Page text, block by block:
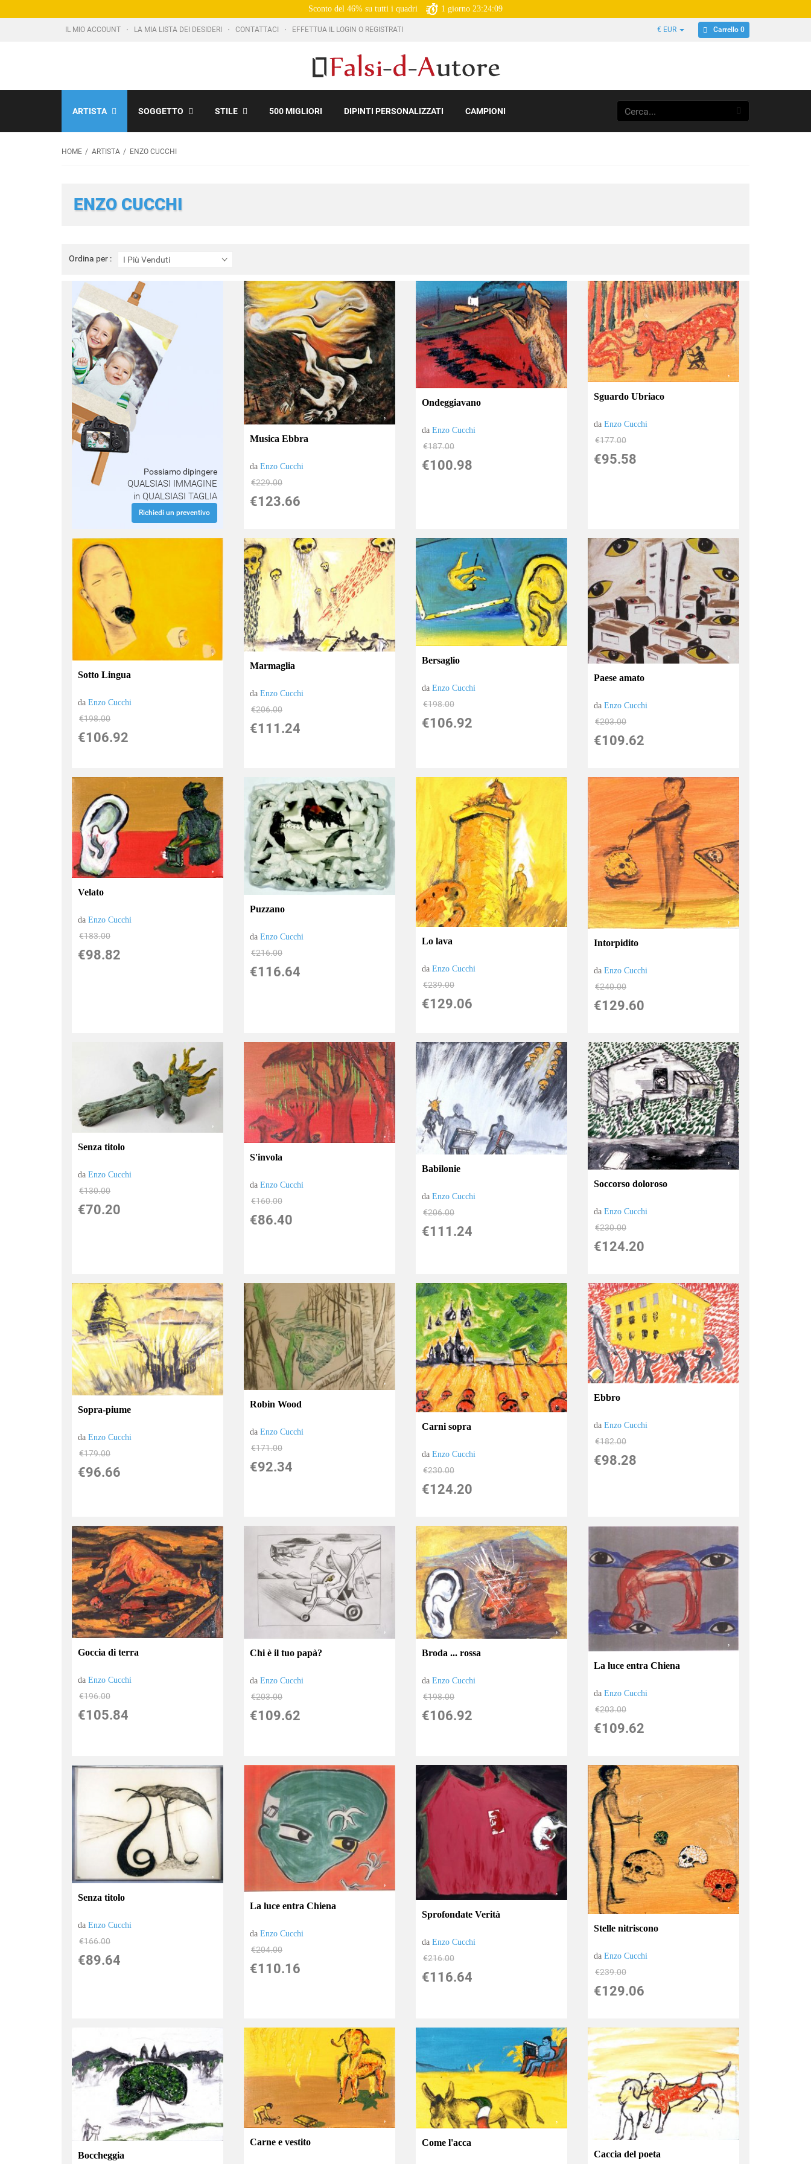
Sconto del 46% su tutti i quadri 1 giorno 23:24:07
IL MIO ACCOUNT LA MIA LISTA DEI DESIDERI CONTATTACI EFFETTUA IL LOGIN O REGISTRATI € EUR Carrello 0
ARTISTA SOGGETTO STILE 500 MIGLIORI DIPINTI PERSONALIZZATI CAMPIONI
HOME ARTISTA ENZO CUCCHI
ENZO CUCCHI
Ordina per : I Più Venduti
Ordina
per
Possiamo dipingere
QUALSIASI IMMAGINE
in QUALSIASI TAGLIA
Richiedi un preventivo
Musica Ebbra
daEnzo Cucchi
€229.00
€123.66
Ondeggiavano
daEnzo Cucchi
€187.00
€100.98
Sguardo Ubriaco
daEnzo Cucchi
€177.00
€95.58
Sotto Lingua
daEnzo Cucchi
€198.00
€106.92
Marmaglia
daEnzo Cucchi
€206.00
€111.24
Bersaglio
daEnzo Cucchi
€198.00
€106.92
Paese amato
daEnzo Cucchi
€203.00
€109.62
Velato
daEnzo Cucchi
€183.00
€98.82
Puzzano
daEnzo Cucchi
€216.00
€116.64
Lo lava
daEnzo Cucchi
€239.00
€129.06
Intorpidito
daEnzo Cucchi
€240.00
€129.60
Senza titolo
daEnzo Cucchi
€130.00
€70.20
S'invola
daEnzo Cucchi
€160.00
€86.40
Babilonie
daEnzo Cucchi
€206.00
€111.24
Soccorso doloroso
daEnzo Cucchi
€230.00
€124.20
Sopra-piume
daEnzo Cucchi
€179.00
€96.66
Robin Wood
daEnzo Cucchi
€171.00
€92.34
Carni sopra
daEnzo Cucchi
€230.00
€124.20
Ebbro
daEnzo Cucchi
€182.00
€98.28
Goccia di terra
daEnzo Cucchi
€196.00
€105.84
Chi è il tuo papà?
daEnzo Cucchi
€203.00
€109.62
Broda ... rossa
daEnzo Cucchi
€198.00
€106.92
La luce entra Chiena
daEnzo Cucchi
€203.00
€109.62
Senza titolo
daEnzo Cucchi
€166.00
€89.64
La luce entra Chiena
daEnzo Cucchi
€204.00
€110.16
Sprofondate Verità
daEnzo Cucchi
€216.00
€116.64
Stelle nitriscono
daEnzo Cucchi
€239.00
€129.06
Boccheggia
Carne e vestito
Come l'acca
Caccia del poeta